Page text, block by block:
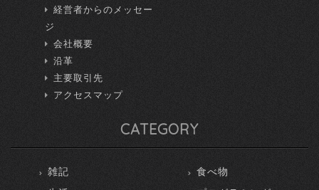
経営者からのメッセー
ジ
会社概要
沿革
主要取引先
アクセスマップ
CATEGORY
雑記
食べ物